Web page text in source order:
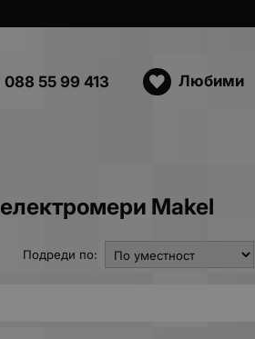
088 55 99 413 Любими
Makel
Подреди по: